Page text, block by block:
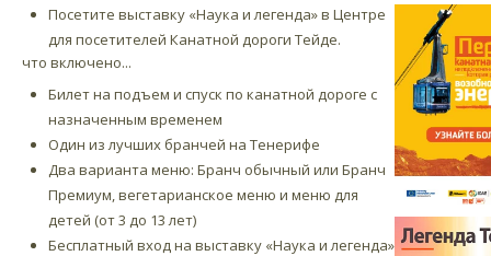
Посетите выставку «Наука и легенда» в Центре
для посетителей Канатной дороги Тейде.
что включено...
Билет на подъем и спуск по канатной дороге с
назначенным временем
Один из лучших бранчей на Тенерифе
Два варианта меню: Бранч обычный или Бранч
Премиум, вегетарианское меню и меню для
детей (от 3 до 13 лет)
Бесплатный вход на выставку «Наука и легенда»